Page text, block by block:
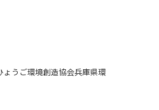
うご環境創造協会兵庫県環